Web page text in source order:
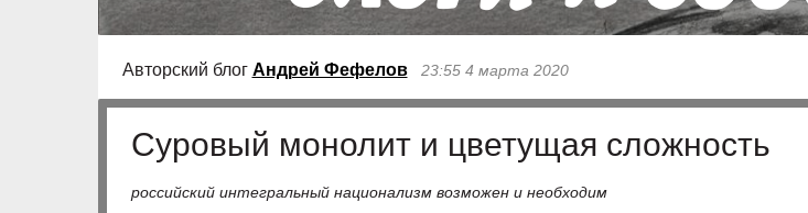
Авторский блог Андрей Фефелов 23:55 4 марта 2020
Суровый монолит и цветущая сложность
российский интегральный национализм возможен и необходим